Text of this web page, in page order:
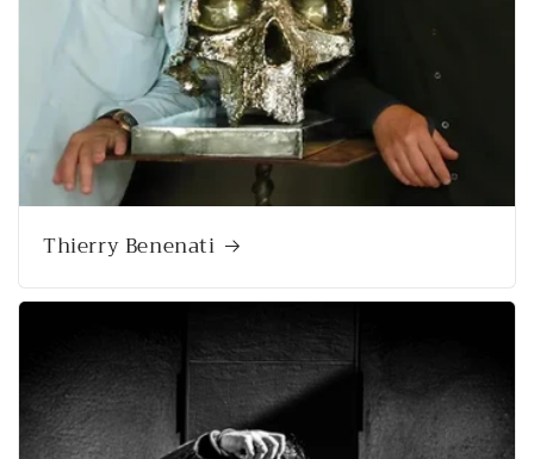
Thierry Benenati